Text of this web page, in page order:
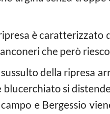
è
che però
della ripresa
si
e Bergessio